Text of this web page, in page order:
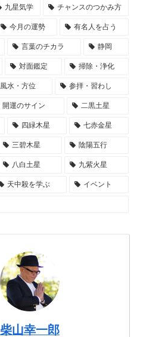
九星気学 チャンスのつかみ方
今月の運勢 有名人を占う
言葉のチカラ 静岡
対面鑑定 掃除・浄化
風水・方位 参拝・習わし
開運のサイン 二黒土星
四緑木星 七赤金星
三碧木星 陰陽五行
八白土星 九紫火星
天中殺を学ぶ イベント
柴山幸一郎